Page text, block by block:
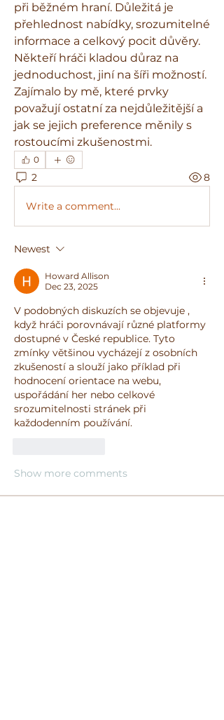
při běžném hraní. Důležitá je
přehlednost nabídky, srozumitelné
informace a celkový pocit důvěry.
Někteří hráči kladou důraz na
jednoduchost, jiní na šíři možností.
Zajímalo by mě, které prvky
považují ostatní za nejdůležitější a
jak se jejich preference měnily s
rostoucími zkušenostmi.
0
2 8
Write a comment...
Newest
Howard Allison
Dec 23, 2025
V podobných diskuzích se objevuje ,
když hráči porovnávají různé platformy
dostupné v České republice. Tyto
zmínky většinou vycházejí z osobních
zkušeností a slouží jako příklad při
hodnocení orientace na webu,
uspořádání her nebo celkové
srozumitelnosti stránek při
každodenním používání.
Show more comments